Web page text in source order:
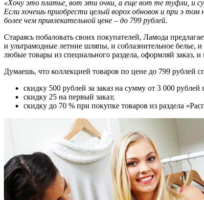
«Хочу это платье, вот эти очки, а еще вот те туфли, и
Если хочешь приобрести целый ворох обновок и при э
более чем привлекательной цене – до 799 рублей.
Стараясь побаловать своих покупателей, Ламода
и ультрамодные летние шляпы, и соблазнительное белье,
любые товары из специального раздела, оформляй заказ,
Думаешь, что коллекцией товаров по цене до 799
скидку 500 рублей за заказ на сумму от 3 000
скидку 25 на первый заказ;
скидку до 70 % при покупке товаров из раздела